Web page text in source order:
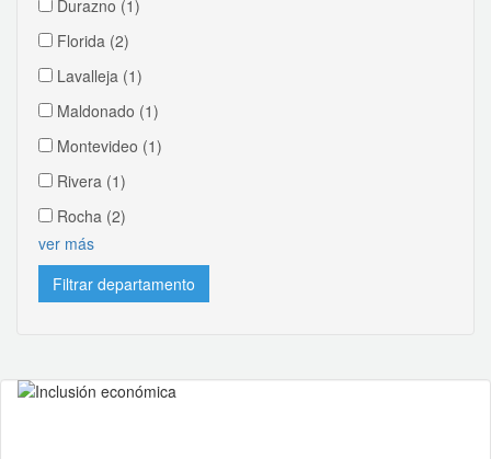
Durazno (1)
Florida (2)
Lavalleja (1)
Maldonado (1)
Montevideo (1)
Rivera (1)
Rocha (2)
ver más